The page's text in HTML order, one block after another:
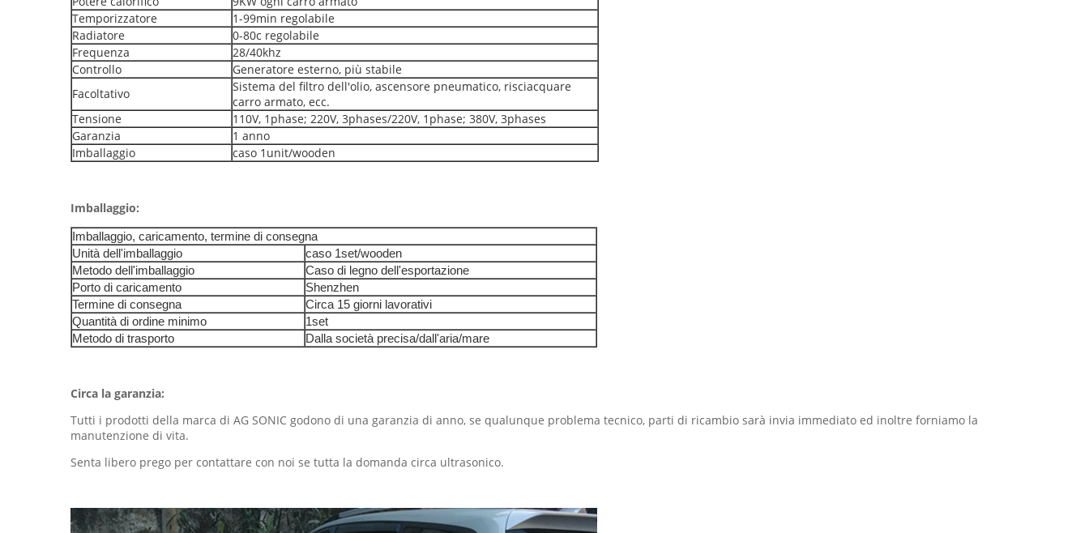
Temporizzatore
1-99min regolabile
Radiatore
0-80c regolabile
Frequenza
28/40khz
Controllo
Generatore esterno, più stabile
Facoltativo
Sistema del filtro dell'olio, ascensore pneumatico, risciacquare
carro armato, ecc.
Tensione
110V, 1phase; 220V, 3phases/220V, 1phase; 380V, 3phases
Garanzia
1 anno
Imballaggio
caso 1unit/wooden
Imballaggio:
Imballaggio, caricamento, termine di consegna
Unità dell'imballaggio
caso 1set/wooden
Metodo dell'imballaggio
Caso di legno dell'esportazione
Porto di caricamento
Shenzhen
Termine di consegna
Circa 15 giorni lavorativi
Quantità di ordine minimo
1set
Metodo di trasporto
Dalla società precisa/dall'aria/mare
Circa la garanzia:
Tutti i prodotti della marca di AG SONIC godono di una garanzia di anno, se qualunque problema tecnico, parti di ricambio sarà invia immediato ed inoltre forniamo la
manutenzione di vita.
Senta libero prego per contattare con noi se tutta la domanda circa ultrasonico.